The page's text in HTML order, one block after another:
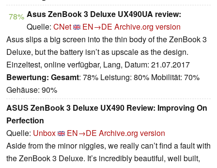
78% Asus ZenBook 3 Deluxe UX490UA review:
Quelle: CNet EN→DE Archive.org version
Asus slips a big screen into the thin body of the ZenBook 3
Deluxe, but the battery isn’t as upscale as the design.
Einzeltest, online verfügbar, Lang, Datum: 21.07.2017
Bewertung: Gesamt: 78% Leistung: 80% Mobilität: 70%
Gehäuse: 90%
ASUS ZenBook 3 Deluxe UX490 Review: Improving On
Perfection
Quelle: Unbox EN→DE Archive.org version
Aside from the minor niggles, we really can’t find a fault with
the ZenBook 3 Deluxe. It’s incredibly beautiful, well built,